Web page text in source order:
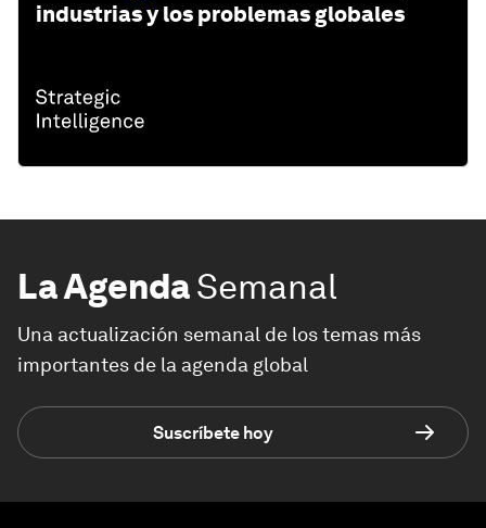
industrias y los problemas globales
La AgendaSemanal
Una actualización semanal de los temas más
importantes de la agenda global
Suscríbete hoy